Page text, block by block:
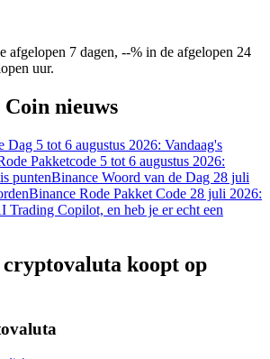
7 dagen, --% in de afgelopen 24
uur.
nieuws
Dag 5 tot 6 augustus 2026: Vandaag's
Pakketcode 5 tot 6 augustus 2026:
puntenBinance Woord van de Dag 28 juli
Binance Rode Pakket Code 28 juli 2026:
Trading Copilot, en heb je er echt een
cryptovaluta koopt op